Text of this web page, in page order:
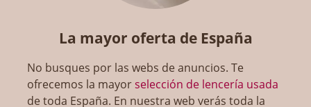
La mayor oferta de España
No busques por las webs de anuncios. Te
ofrecemos la mayorselección de lencería usada
de toda España. En nuestra web verás toda la